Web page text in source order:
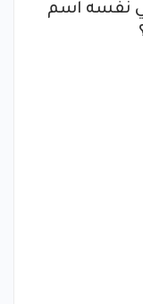
نفسه اسم